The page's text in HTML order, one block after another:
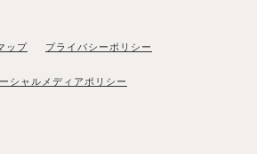
ップ プライバシーポリシー
シャルメディアポリシー